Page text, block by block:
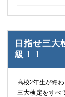
目指せ三大
級！！
高校2年生が終わ
三大検定をすべ